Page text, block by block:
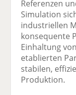
Referenzen
Simulation
industriellen
konsequente
Einhaltung
etablierten
stabilen,
Produktion.